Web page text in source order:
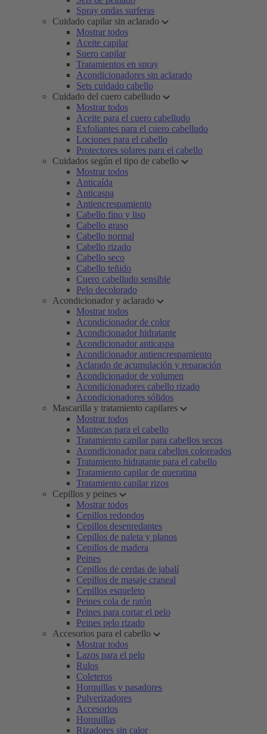
Spray ondas surferas
Cuidado capilar sin aclarado
Mostrar todos
Aceite capilar
Suero capilar
Tratamientos en spray
Acondicionadores sin aclarado
Sets cuidado cabello
Cuidado del cuero cabelludo
Mostrar todos
Aceite para el cuero cabelludo
Exfoliantes para el cuero cabelludo
Lociones para el cabello
Protectores solares para el cabello
Cuidados según el tipo de cabello
Mostrar todos
Anticaída
Anticaspa
Antiencrespamiento
Cabello fino y liso
Cabello graso
Cabello normal
Cabello rizado
Cabello seco
Cabello teñido
Cuero cabelludo sensible
Pelo decolorado
Acondicionador y aclarado
Mostrar todos
Acondicionador de color
Acondicionador hidratante
Acondicionador anticaspa
Acondicionador antiencrespamiento
Aclarado de acumulación y reparación
Acondicionador de volumen
Acondicionadores cabello rizado
Acondicionadores sólidos
Mascarilla y tratamiento capilares
Mostrar todos
Mantecas para el cabello
Tratamiento capilar para cabellos secos
Acondicionador para cabellos coloreados
Tratamiento hidratante para el cabello
Tratamiento capilar de queratina
Tratamiento capilar rizos
Cepillos y peines
Mostrar todos
Cepillos redondos
Cepillos desenredantes
Cepillos de paleta y planos
Cepillos de madera
Peines
Cepillos de cerdas de jabalí
Cepillos de masaje craneal
Cepillos esqueleto
Peines cola de ratón
Peines para cortar el pelo
Peines pelo rizado
Accesorios para el cabello
Mostrar todos
Lazos para el pelo
Rulos
Coleteros
Horquillas y pasadores
Pulverizadores
Accesorios
Horquillas
Rizadores sin calor